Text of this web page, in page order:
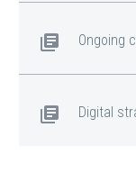
Ongoing
Digital